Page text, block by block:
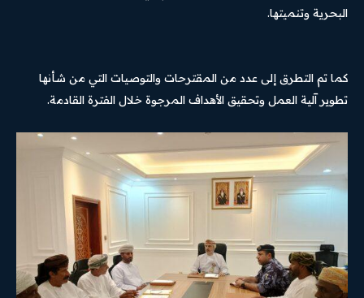
البحرية وتنميتها.
كما تم التطرق إلى عدد من المقترحات والتوصيات التي من شأنها
تطوير آلية العمل وتحقيق الأهداف المرجوة خلال الفترة القادمة.